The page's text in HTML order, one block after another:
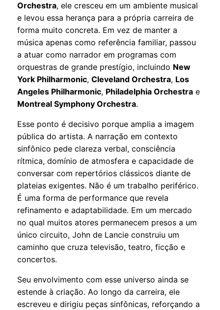
Orchestra, ele cresceu em um ambiente musical
e levou essa herança para a própria carreira de
forma muito concreta. Em vez de manter a
música apenas como referência familiar, passou
a atuar como narrador em programas com
orquestras de grande prestígio, incluindo New
York Philharmonic,Cleveland Orchestra, Los
Angeles Philharmonic, Philadelphia Orchestra e
Montreal Symphony Orchestra.
Esse ponto é decisivo porque amplia a imagem
pública do artista. A narração em contexto
sinfônico pede clareza verbal, consciência
rítmica, domínio de atmosfera e capacidade de
conversar com repertórios clássicos diante de
plateias exigentes. Não é um trabalho periférico.
É uma forma de performance que revela
refinamento e adaptabilidade. Em um mercado
no qual muitos atores permanecem presos a um
único circuito, John de Lancie construiu um
caminho que cruza televisão, teatro, ficção e
concertos.
Seu envolvimento com esse universo ainda se
estende à criação. Ao longo da carreira, ele
escreveu e dirigiu peças sinfônicas, reforçando a